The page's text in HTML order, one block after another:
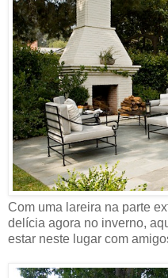
Com uma lareira na parte
delícia agora no inverno,
estar neste lugar com